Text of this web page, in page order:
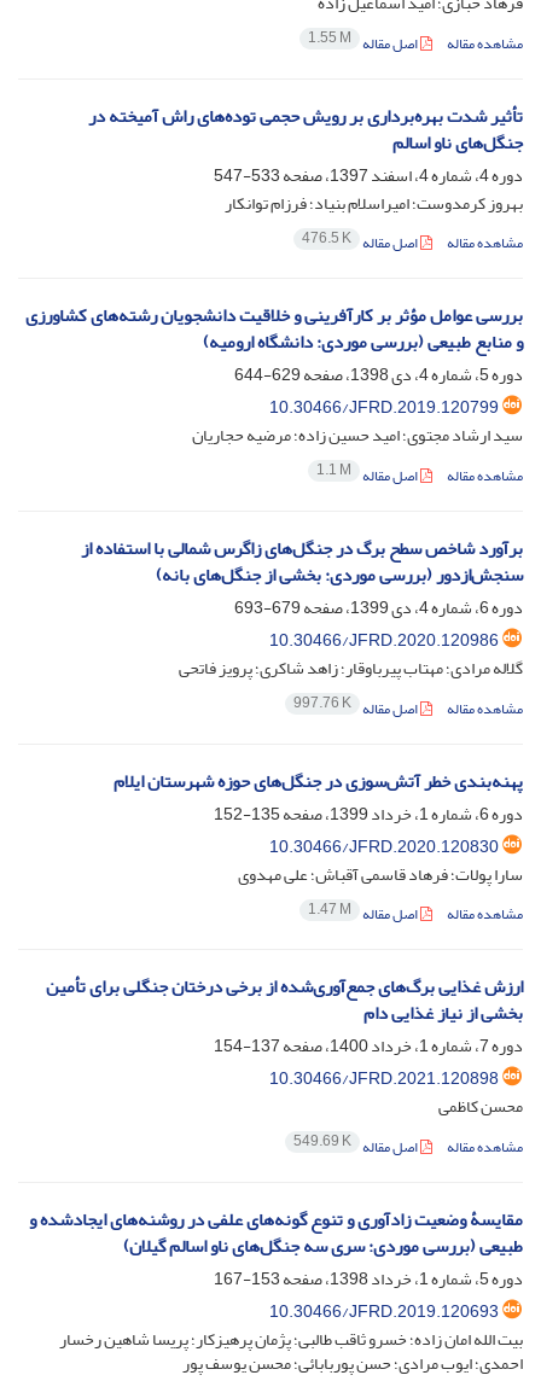
مشاهده مقاله اصل مقاله 1.55 M
تأثیر شدت بهره‌برداری بر رویش حجمی توده‌های راش آمیخته در
جنگل‌های ناو اسالم
دوره 4، شماره 4، اسفند 1397، صفحه
533-547
بهروز کرمدوست؛ امیراسلام بنیاد؛ فرزام توانکار
مشاهده مقاله اصل مقاله 476.5 K
بررسی عوامل مؤثر بر کارآفرینی و خلاقیت دانشجویان رشته‌های کشاورزی
و منابع طبیعی (بررسی موردی: دانشگاه ارومیه)‌
دوره 5، شماره 4، دی 1398، صفحه
629-644
10.30466/JFRD.2019.120799
سید ارشاد مجتوی؛ امید حسین زاده؛ مرضیه حجاریان
مشاهده مقاله اصل مقاله 1.1 M
برآورد شاخص سطح برگ در جنگل‌های زاگرس شمالی با استفاده از
سنجش‌ازدور (بررسی موردی: بخشی از جنگل‌های بانه)
دوره 6، شماره 4، دی 1399، صفحه
679-693
10.30466/JFRD.2020.120986
گلاله مرادی؛ مهتاب پیرباوقار؛ زاهد شاکری؛ پرویز فاتحی
مشاهده مقاله اصل مقاله 997.76 K
پهنه‌بندی خطر آتش‌سوزی در جنگل‌های حوزه شهرستان ایلام‌
دوره 6، شماره 1، خرداد 1399، صفحه
135-152
10.30466/JFRD.2020.120830
سارا پولات؛ فرهاد قاسمی آقباش؛ علی مهدوی
مشاهده مقاله اصل مقاله 1.47 M
ارزش غذایی برگ‌های جمع‌آوری‌شده از برخی درختان جنگلی برای تأمین
بخشی از نیاز غذایی ‏دام
دوره 7، شماره 1، خرداد 1400، صفحه
137-154
10.30466/JFRD.2021.120898
محسن کاظمی
مشاهده مقاله اصل مقاله 549.69 K
مقایسۀ وضعیت زادآوری و تنوع گونه‌های علفی در روشنه‌های ایجاد‌شده و
طبیعی (بررسی موردی: سری سه جنگل‌های ناو اسالم گیلان)
دوره 5، شماره 1، خرداد 1398، صفحه
153-167
10.30466/JFRD.2019.120693
بیت الله امان زاده؛ خسرو ثاقب طالبی؛ پژمان پرهیزکار؛ پریسا شاهین رخسار
احمدی؛ ایوب مرادی؛ حسن پوربابائی؛ محسن یوسف پور